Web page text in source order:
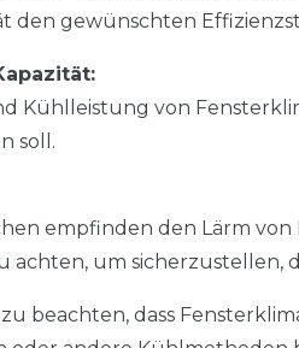
den gewünschten
Kühlleistung von
soll.
empfinden den Lärm von
achten, um sicherzustellen,
zu beachten, dass